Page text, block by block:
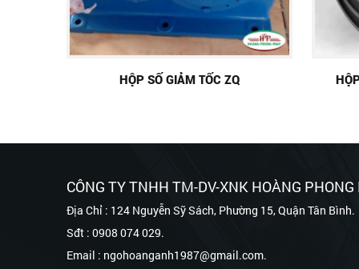
HỘP SỐ GIẢM TỐC ZQ
CÔNG TY TNHH TM-DV-XNK HOÀNG
Địa Chỉ : 124 Nguyễn Sỹ Sách, Phường 15, Quận Tân Bình.
Sđt : 0908 074 029.
Email : ngohoanganh1987@gmail.com.